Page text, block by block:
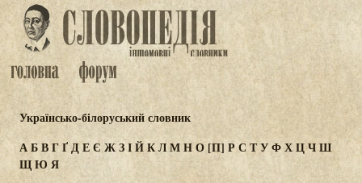
Українсько-білоруський словник
АБВГҐДЕЄ ЖЗІЙКЛМНО[П] Р С ТУФХЦЧШ
ЩЮ Я